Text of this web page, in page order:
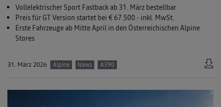
Vollelektrischer Sport Fastback ab 31. März bestellbar
Preis für GT Version startet bei € 67.500.- inkl. MwSt.
Erste Fahrzeuge ab Mitte April in den Österreichischen Alpine
Stores
31. März 2026 Alpine News A390